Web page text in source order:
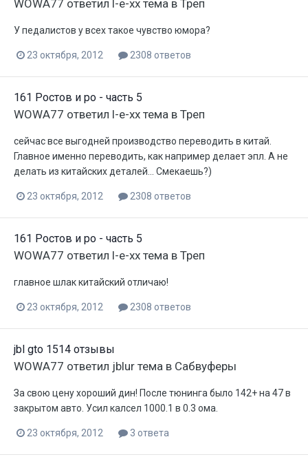
WOWA77 ответил l-e-xx тема в Треп
У педалистов у всех такое чувство юмора?
23 октября, 2012 2308 ответов
161 Ростов и ро - часть 5
WOWA77 ответил l-e-xx тема в Треп
сейчас все выгодней производство переводить в китай.
Главное именно переводить, как например делает эпл. А не
делать из китайских деталей... Смекаешь?)
23 октября, 2012 2308 ответов
161 Ростов и ро - часть 5
WOWA77 ответил l-e-xx тема в Треп
главное шлак китайский отличаю!
23 октября, 2012 2308 ответов
jbl gto 1514 отзывы
WOWA77 ответил jblur тема в Сабвуферы
За свою цену хороший дин! После тюнинга было 142+ на 47 в
закрытом авто. Усил калсел 1000.1 в 0.3 ома.
23 октября, 2012 3 ответа